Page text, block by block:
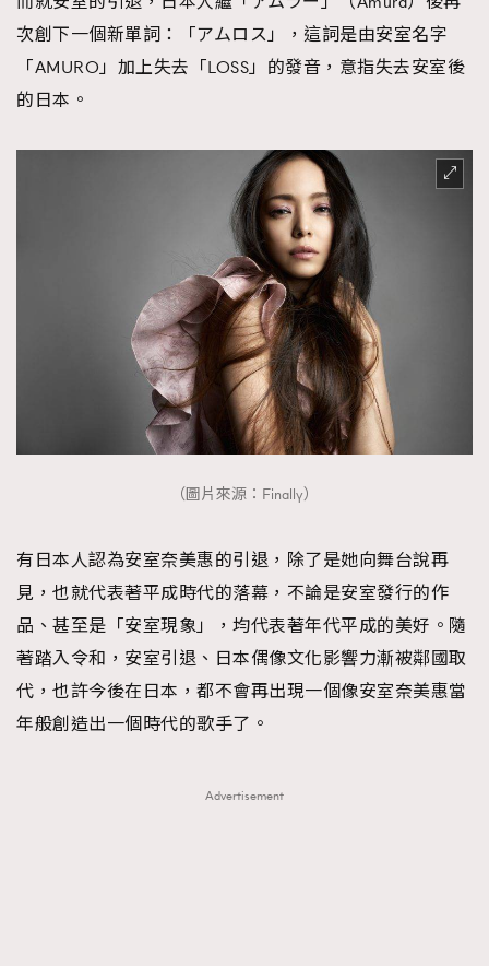
次創下一個新單詞：「アムロス」，這詞是由安室名字
「AMURO」加上失去「LOSS」的發音，意指失去安室後
的日本。
（圖片來源：Finally）
有日本人認為安室奈美惠的引退，除了是她向舞台說再
見，也就代表著平成時代的落幕，不論是安室發行的作
品、甚至是「安室現象」，均代表著年代平成的美好。隨
著踏入令和，安室引退、日本偶像文化影響力漸被鄰國取
代，也許今後在日本，都不會再出現一個像安室奈美惠當
年般創造出一個時代的歌手了。
Advertisement